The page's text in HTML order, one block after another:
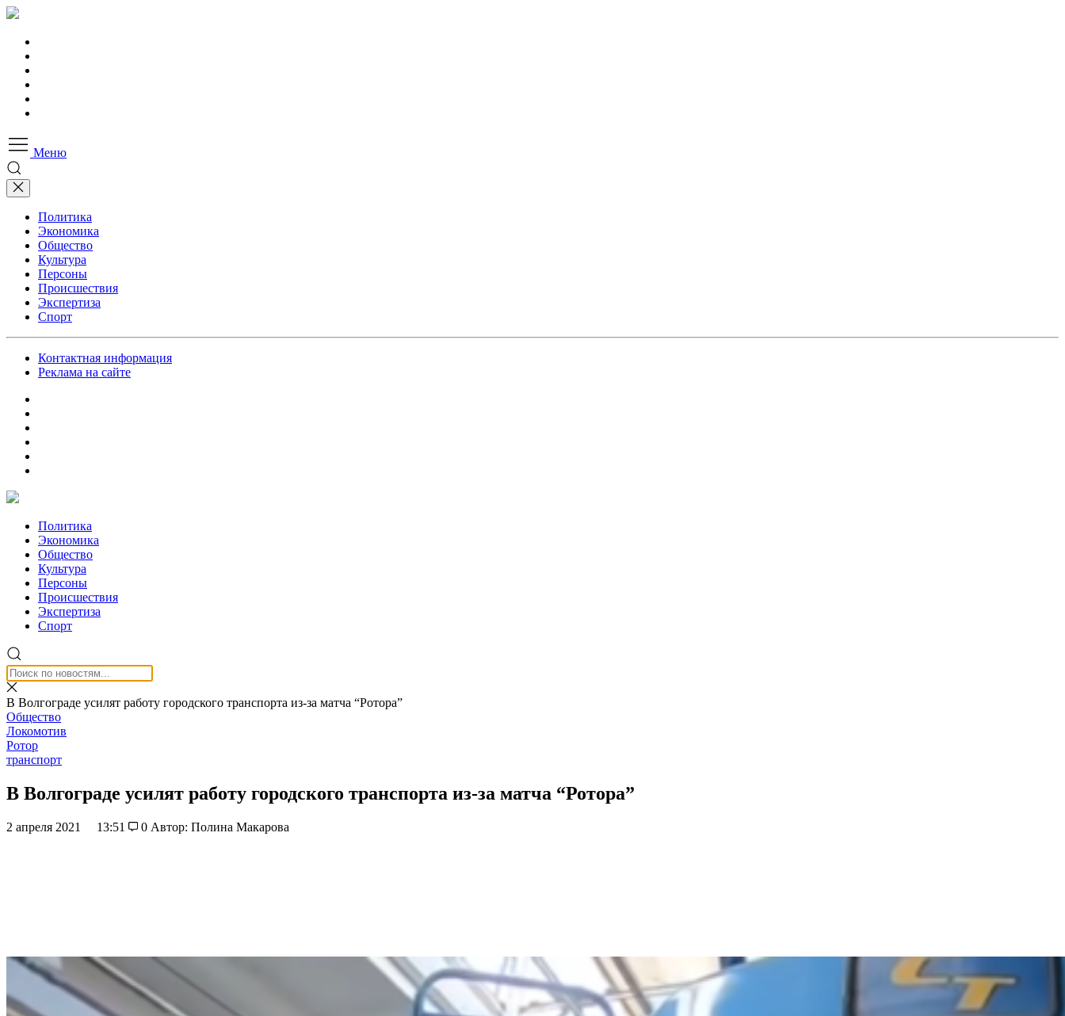
Меню
Политика
Экономика
Общество
Культура
Персоны
Происшествия
Экспертиза
Спорт
Контактная информация
Реклама на сайте
Политика
Экономика
Общество
Культура
Персоны
Происшествия
Экспертиза
Спорт
В Волгограде усилят работу городского транспорта из-за матча “Ротора”
Общество
Локомотив
Ротор
транспорт
В Волгограде усилят работу городского транспорта из-за матча “Ротора”
2 апреля 2021 13:51 0 Автор: Полина Макарова